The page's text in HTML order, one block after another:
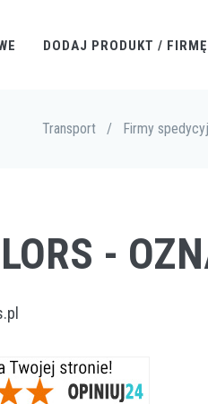
DODAJ PRODUKT / FIRMĘ
Transport / Firmy
-